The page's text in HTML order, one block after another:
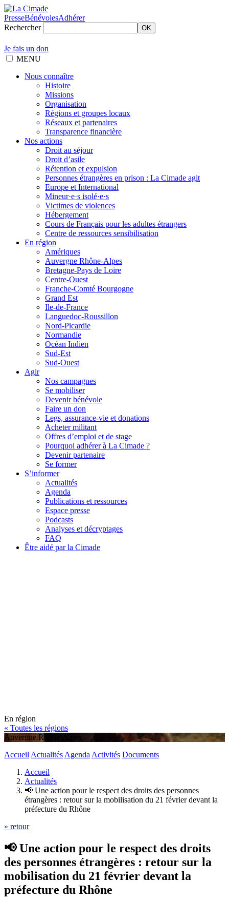
PresseBénévolesAdhérer
Rechercher
OK
Je fais un don
MENU
Nous connaître
Histoire
Missions
Organisation
Régions et groupes locaux
Réseaux et partenaires
Transparence financière
Nos actions
Droit au séjour
Droit d’asile
Rétention et expulsion
Personnes étrangères en prison : La Cimade agit
Europe et International
Mineur·e·s isolé·e·s
Victimes de violences
Hébergement
Cours de Français pour les adultes étrangers
Centre de ressources sensibilisation
En région
Amériques
Auvergne Rhône-Alpes
Bretagne-Pays de Loire
Centre-Ouest
Franche-Comté Bourgogne
Grand Est
Ile-de-France
Languedoc-Roussillon
Nord-Picardie
Normandie
Océan Indien
Sud-Est
Sud-Ouest
Agir
Nos campagnes
Se mobiliser
Devenir bénévole
Faire un don
Legs, assurance-vie et donations
Acheter militant
Offres d’emploi et de stage
Pourquoi adhérer à La Cimade ?
Devenir partenaire
Se former
S’informer
Actualités
Agenda
Publications et ressources
Espace presse
Podcasts
Analyses et décryptages
FAQ
Être aidé par la Cimade
En région
« Toutes les régions
Auvergne Rhône-Alpes
Accueil Actualités Agenda Activités Documents
Accueil
Actualités
📢 Une action pour le respect des droits des personnes
étrangères : retour sur la mobilisation du 21 février devant la
préfecture du Rhône
» retour
📢 Une action pour le respect des droits
des personnes étrangères : retour sur la
mobilisation du 21 février devant la
préfecture du Rhône